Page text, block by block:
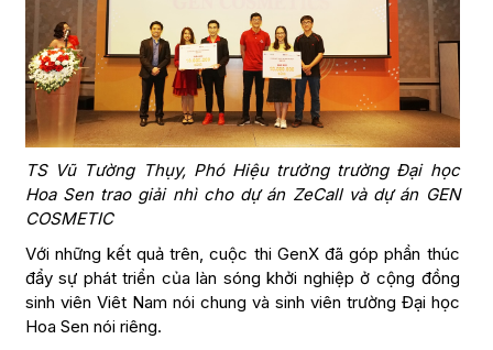
TS Vũ Tường Thụy, Phó Hiệu trưởng trường Đại học
Hoa Sen trao giải nhì cho dự án ZeCall và dự án GEN
COSMETIC
Với những kết quả trên, cuộc thi GenX đã góp phần thúc
đẩy sự phát triển của làn sóng khởi nghiệp ở cộng đồng
sinh viên Viêt Nam nói chung và sinh viên trường Đại học
Hoa Sen nói riêng.